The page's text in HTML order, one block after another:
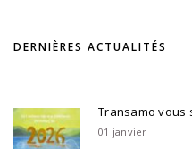
DERNIÈRES ACTUALITÉS
Transamo vous
01 janvier